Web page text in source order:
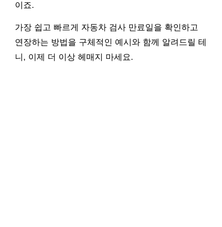
이죠.
가장 쉽고 빠르게 자동차 검사 만료일을 확인하고
연장하는 방법을 구체적인 예시와 함께 알려드릴 테
니, 이제 더 이상 헤매지 마세요.